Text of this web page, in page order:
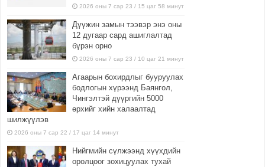
2026 оны 7 сар 23 / 15 цаг 58 минут
Дүүжин замын тээвэр энэ оны
12 дугаар сард ашиглалтад
бүрэн орно
2026 оны 7 сар 23 / 10 цаг 21 минут
Агаарын бохирдлыг бууруулах
бодлогын хүрээнд Баянгол,
Чингэлтэй дүүргийн 5000
өрхийг хийн халаалтад
шилжүүлэв
2026 оны 7 сар 22 / 17 цаг 14 минут
Нийгмийн сүлжээнд хүүхдийн
оролцоог зохицуулах тухай